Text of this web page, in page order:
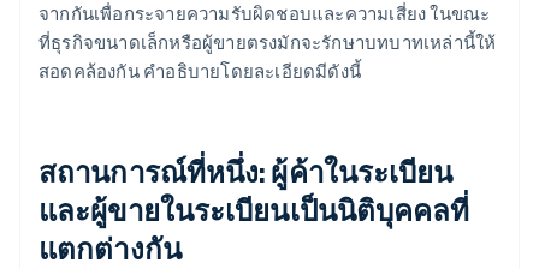
จากกันเพื่อกระจายความรับผิดชอบและความเสี่ยง ในขณะ
ที่ธุรกิจขนาดเล็กหรือผู้ขายตรงมักจะรักษาบทบาทเหล่านี้ให้
สอดคล้องกัน คําอธิบายโดยละเอียดมีดังนี้
สถานการณ์ที่หนึ่ง: ผู้ค้าในระเบียน
และผู้ขายในระเบียนเป็นนิติบุคคลที่
แตกต่างกัน